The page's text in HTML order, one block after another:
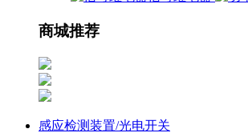
商城推荐
感应检测装置/光电开关